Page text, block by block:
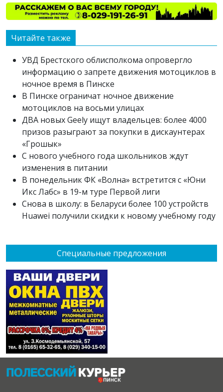
Специальные предложения
Читайте также
УВД Брестского облисполкома опровергло
информацию о запрете движения мотоциклов в
ночное время в Пинске
В Пинске ограничат ночное движение
мотоциклов на восьми улицах
ДВА новых Geely ищут владельцев: более 4000
призов разыграют за покупки в дискаунтерах
«Грошык»
С нового учебного года школьников ждут
изменения в питании
В понедельник ФК «Волна» встретится с «Юни
Икс Лабс» в 19-м туре Первой лиги
Снова в школу: в Беларуси более 100 устройств
Huawei получили скидки к новому учебному году